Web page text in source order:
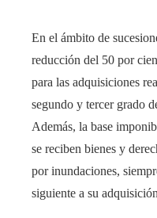
En el ámbito de
reducción del 50 por
para las adquisiciones
segundo y tercer grado
Además, la base
se reciben bienes y
por inundaciones,
siguiente a su